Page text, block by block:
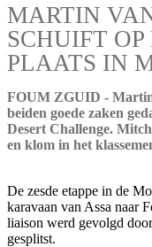
MARTIN
SCHUIFT
PLAATS IN
FOUM ZGUID -
beiden goede zaken
Desert Challenge.
en klom in het
De zesde etappe in de
karavaan van Assa naar
liaison werd gevolgd
gesplitst.